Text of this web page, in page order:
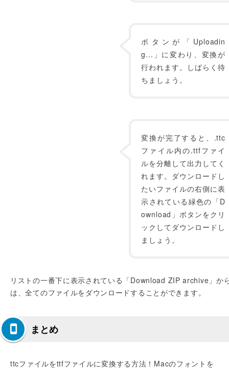
ボタンが「Uploadin
g...」に変わり、変換が
行われます。しばらく待
ちましょう。
変換が完了すると、.ttc
ファイル内の.ttfファイ
ルを分離して出力してく
れます。ダウンロードし
たいファイルの右側に表
示されている緑色の「D
ownload」ボタンをクリ
ックしてダウンロードし
ましょう。
リストの一番下に表示されている「Download ZIP archive」か
は、全てのファイルをダウンロードすることができます。
まとめ
ttcファイルをttfファイルに変換する方法！Macのフォントを